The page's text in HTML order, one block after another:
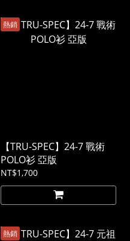
熱銷
【TRU-SPEC】24-7 戰術
POLO衫 亞版
NT$1,700
熱銷